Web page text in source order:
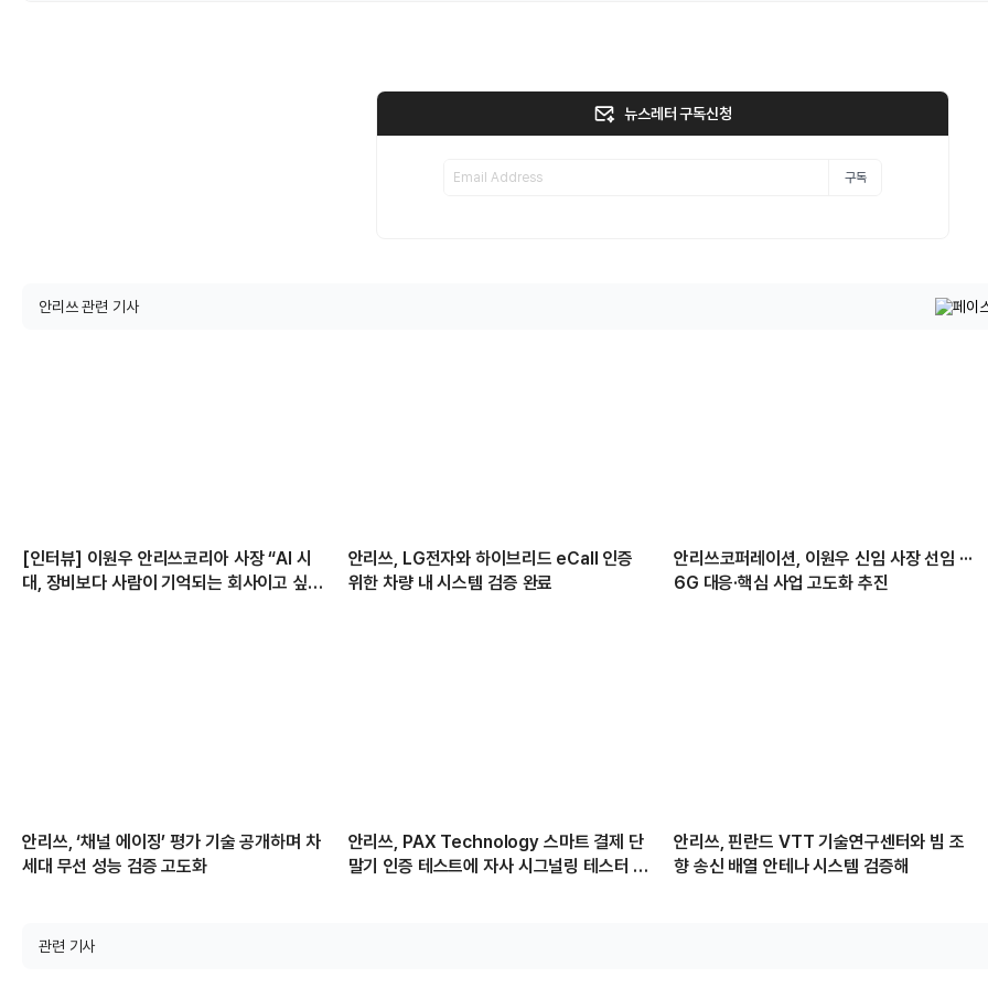
뉴스레터 구독신청
구독
안리쓰 관련 기사
[인터뷰] 이원우 안리쓰코리아 사장 “AI 시
대, 장비보다 사람이 기억되는 회사이고 싶
안리쓰, LG전자와 하이브리드 eCall 인증
위한 차량 내 시스템 검증 완료
안리쓰코퍼레이션, 이원우 신임 사장 선임 ···
6G 대응·핵심 사업 고도화 추진
안리쓰, ‘채널 에이징’ 평가 기술 공개하며 차
세대 무선 성능 검증 고도화
안리쓰, PAX Technology 스마트 결제 단
말기 인증 테스트에 자사 시그널링 테스터 공
안리쓰, 핀란드 VTT 기술연구센터와 빔 조
향 송신 배열 안테나 시스템 검증해
관련 기사